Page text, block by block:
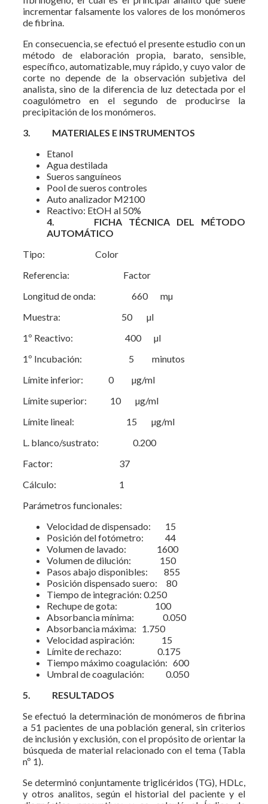
incrementar falsamente los valores de los monómeros
de fibrina.
En consecuencia, se efectuó el presente estudio con un
método de elaboración propia, barato, sensible,
específico, automatizable, muy rápido, y cuyo valor de
corte no depende de la observación subjetiva del
analista, sino de la diferencia de luz detectada por el
coagulómetro en el segundo de producirse la
precipitación de los monómeros.
3. MATERIALES E INSTRUMENTOS
Etanol
Agua destilada
Sueros sanguíneos
Pool de sueros controles
Auto analizador M2100
Reactivo: EtOH al 50%
4. FICHA TÉCNICA DEL MÉTODO
AUTOMÁTICO
Tipo: Color
Referencia: Factor
Longitud de onda: 660 mµ
Muestra: 50 µl
1º Reactivo: 400 µl
1º Incubación: 5 minutos
Límite inferior: 0 µg/ml
Límite superior: 10 µg/ml
Límite lineal: 15 µg/ml
L. blanco/sustrato: 0.200
Factor: 37
Cálculo: 1
Parámetros funcionales:
Velocidad de dispensado: 15
Posición del fotómetro: 44
Volumen de lavado: 1600
Volumen de dilución: 150
Pasos abajo disponibles: 855
Posición dispensado suero: 80
Tiempo de integración: 0.250
Rechupe de gota: 100
Absorbancia mínima: 0.050
Absorbancia máxima: 1.750
Velocidad aspiración: 15
Límite de rechazo: 0.175
Tiempo máximo coagulación: 600
Umbral de coagulación: 0.050
5. RESULTADOS
Se efectuó la determinación de monómeros de fibrina
a 51 pacientes de una población general, sin criterios
de inclusión y exclusión, con el propósito de orientar la
búsqueda de material relacionado con el tema (Tabla
nº 1).
Se determinó conjuntamente triglicéridos (TG), HDLc,
y otros analitos, según el historial del paciente y el